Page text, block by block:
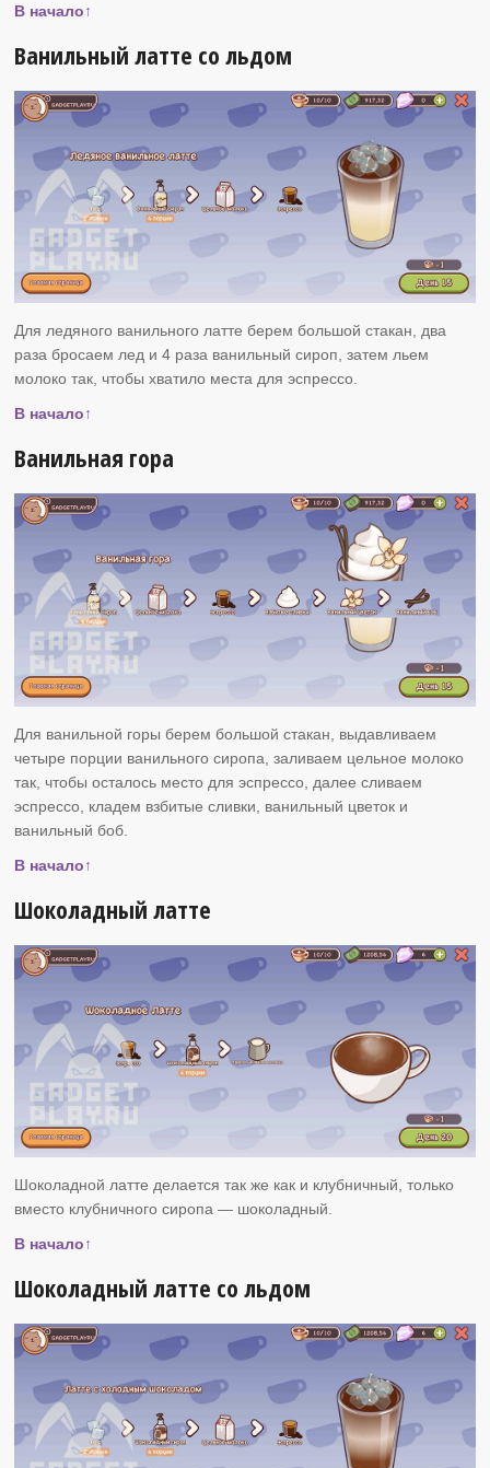
В начало↑
Ванильный латте со льдом
Для ледяного ванильного латте берем большой стакан, два
раза бросаем лед и 4 раза ванильный сироп, затем льем
молоко так, чтобы хватило места для эспрессо.
В начало↑
Ванильная гора
Для ванильной горы берем большой стакан, выдавливаем
четыре порции ванильного сиропа, заливаем цельное молоко
так, чтобы осталось место для эспрессо, далее сливаем
эспрессо, кладем взбитые сливки, ванильный цветок и
ванильный боб.
В начало↑
Шоколадный латте
Шоколадной латте делается так же как и клубничный, только
вместо клубничного сиропа — шоколадный.
В начало↑
Шоколадный латте со льдом